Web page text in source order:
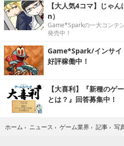
【大人気4コマ】じゃ
n）
Game*Sparkの一大コンテ
発売中！
Game*Spark/インサイ
好評稼働中！
【大喜利】『新種のゲ
とは？』回答募集中！
ホーム › ニュース › ゲーム業界 › 記事 › 写